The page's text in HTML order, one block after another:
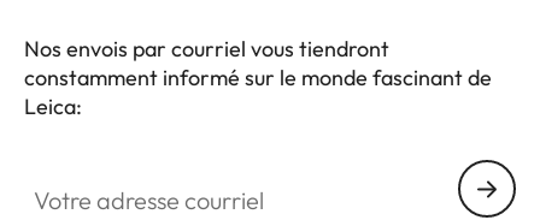
Nos envois par courriel vous tiendront
constamment informé sur le monde fascinant de
Leica: